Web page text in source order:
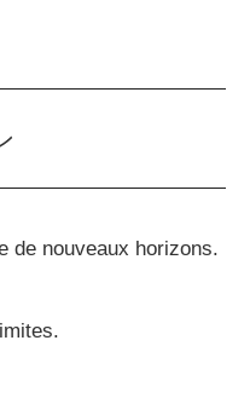
de nouveaux horizons.